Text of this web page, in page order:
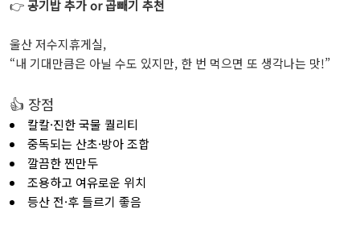
👉공기밥 추가 or 곱빼기 추천
울산 저수지휴게실,
“내 기대만큼은 아닐 수도 있지만, 한 번 먹으면 또 생각나는 맛!”
👍 장점
칼칼·진한 국물 퀄리티
중독되는 산초·방아 조합
깔끔한 찐만두
조용하고 여유로운 위치
등산 전·후 들르기 좋음